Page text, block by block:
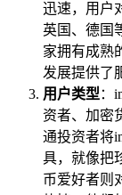
迅速，用户
英国、德国
家拥有成熟
发展提供了
用户类型 ：
资者、加密
通投资者将
具，就像把
币爱好者则